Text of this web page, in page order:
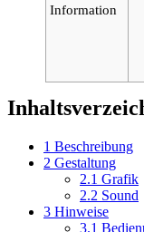
Information
1 Beschreibung
2 Gestaltung
2.1 Grafik
2.2 Sound
3 Hinweise
3.1